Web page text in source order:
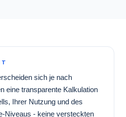
sich je nach
eine transparente Kalkulation
Ihrer Nutzung und des
Niveaus - keine versteckten